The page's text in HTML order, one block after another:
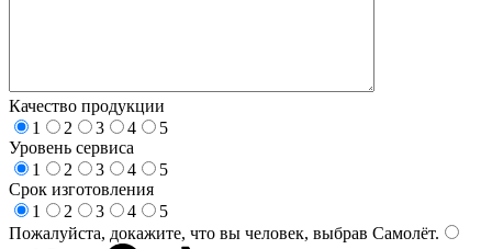
Качество продукции
1
2 3 4
5
Уровень сервиса
1
2 3 4
5
Срок изготовления
1
2 3 4
5
Пожалуйста, докажите, что вы человек, выбрав Самолёт.